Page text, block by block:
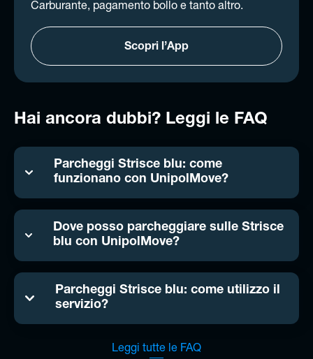
Carburante, pagamento bollo e tanto altro.
Scopri l’App
Hai ancora dubbi? Leggi le FAQ
Parcheggi Strisce blu: come
funzionano con UnipolMove?
Dove posso parcheggiare sulle Strisce
blu con UnipolMove?
Parcheggi Strisce blu: come utilizzo il
servizio?
Leggi tutte le FAQ